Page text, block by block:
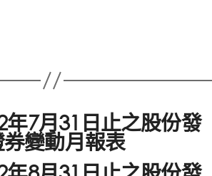
年7月31日止之股份發
變動月報表